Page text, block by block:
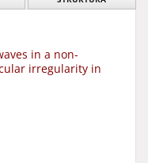
in a non-
irregularity in